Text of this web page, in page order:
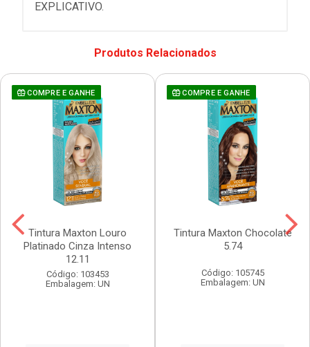
EXPLICATIVO.
Produtos Relacionados
COMPRE E GANHE
Tintura Maxton Louro
Platinado Cinza Intenso
12.11
Código: 103453
Embalagem: UN
COMPRE E GANHE
Tintura Maxton Chocolate
5.74
Código: 105745
Embalagem: UN